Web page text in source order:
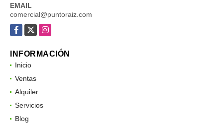
EMAIL
comercial@puntoraiz.com
Facebook
X Instagram
INFORMACIÓN
Inicio
Ventas
Alquiler
Servicios
Blog